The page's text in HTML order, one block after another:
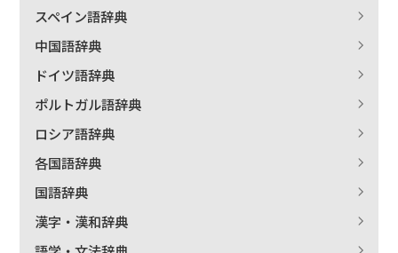
スペイン語辞典
中国語辞典
ドイツ語辞典
ポルトガル語辞典
ロシア語辞典
各国語辞典
国語辞典
漢字・漢和辞典